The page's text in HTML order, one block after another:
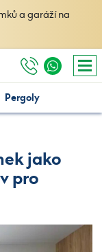
a garáží na
Pergoly
jako
pro